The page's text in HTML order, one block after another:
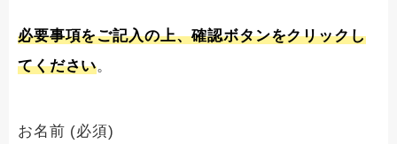
必要事項をご記入の上、確認ボタンをクリックし
てください。
お名前 (必須)